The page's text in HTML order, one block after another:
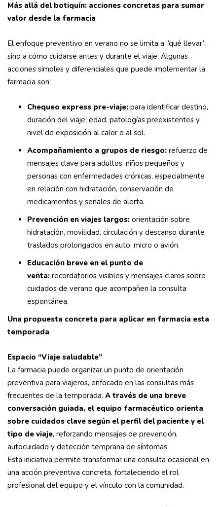
Más allá del botiquín: acciones concretas para sumar
valor desde la farmacia
El enfoque preventivo en verano no se limita a “qué llevar”,
sino a cómo cuidarse antes y durante el viaje. Algunas
acciones simples y diferenciales que puede implementar la
farmacia son:
Chequeo express pre-viaje: para identificar destino,
duración del viaje, edad, patologías preexistentes y
nivel de exposición al calor o al sol.
Acompañamiento a grupos de riesgo: refuerzo de
mensajes clave para adultos, niños pequeños y
personas con enfermedades crónicas, especialmente
en relación con hidratación, conservación de
medicamentos y señales de alerta.
Prevención en viajes largos: orientación sobre
hidratación, movilidad, circulación y descanso durante
traslados prolongados en auto, micro o avión.
Educación breve en el punto de
venta: recordatorios visibles y mensajes claros sobre
cuidados de verano que acompañen la consulta
espontánea.
Una propuesta concreta para aplicar en farmacia esta
temporada
Espacio “Viaje saludable”
La farmacia puede organizar un punto de orientación
preventiva para viajeros, enfocado en las consultas más
frecuentes de la temporada. A través de una breve
conversación guiada, el equipo farmacéutico orienta
sobre cuidados clave según el perfil del paciente y el
tipo de viaje, reforzando mensajes de prevención,
autocuidado y detección temprana de síntomas.
Esta iniciativa permite transformar una consulta ocasional en
una acción preventiva concreta, fortaleciendo el rol
profesional del equipo y el vínculo con la comunidad.